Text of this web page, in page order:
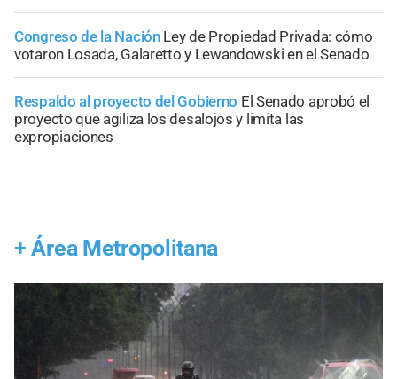
Congreso de la Nación Ley de Propiedad Privada: cómo
votaron Losada, Galaretto y Lewandowski en el Senado
Respaldo al proyecto del Gobierno El Senado aprobó el
proyecto que agiliza los desalojos y limita las
expropiaciones
+ Área Metropolitana